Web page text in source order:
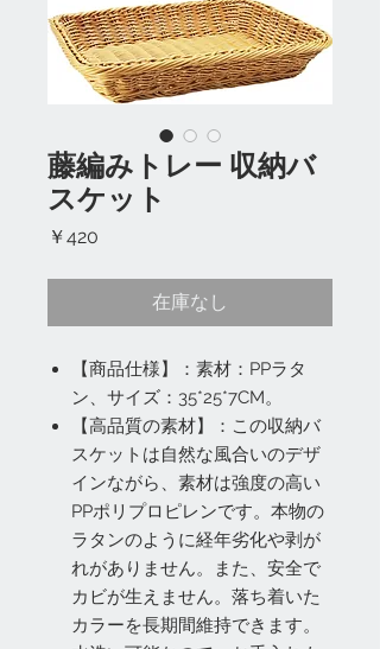
藤編みトレー 収納バ
スケット
￥420
在庫なし
【商品仕様】：素材：PPラタ
ン、サイズ：35*25*7CM。
【高品質の素材】：この収納バ
スケットは自然な風合いのデザ
インながら、素材は強度の高い
PPポリプロピレンです。本物の
ラタンのように経年劣化や剥が
れがありません。また、安全で
カビが生えません。落ち着いた
カラーを長期間維持できます。